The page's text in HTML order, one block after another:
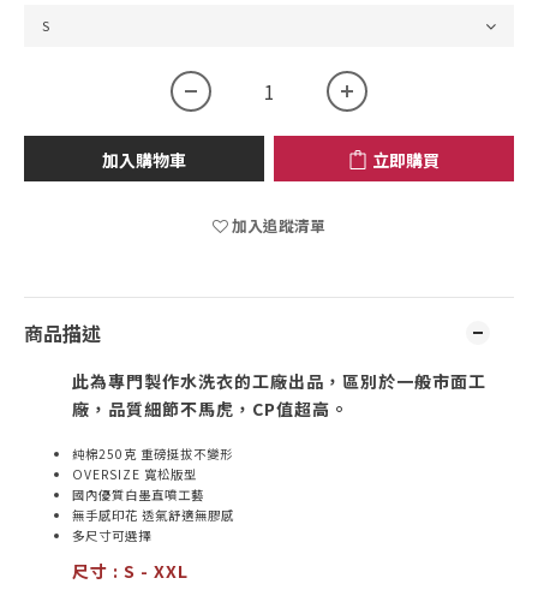
加入購物車 立即購買
加入追蹤清單
商品描述
此為專門製作水洗衣的工廠出品，區別於一般市面工
廠，品質細節不馬虎，CP值超高。
純棉250克 重磅挺拔不變形
OVERSIZE 寬松版型
國內優質白墨直噴工藝
無手感印花 透氣舒適無膠感
多尺寸可選擇
尺寸 : S - XXL